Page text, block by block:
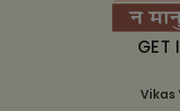
GET
Vikas